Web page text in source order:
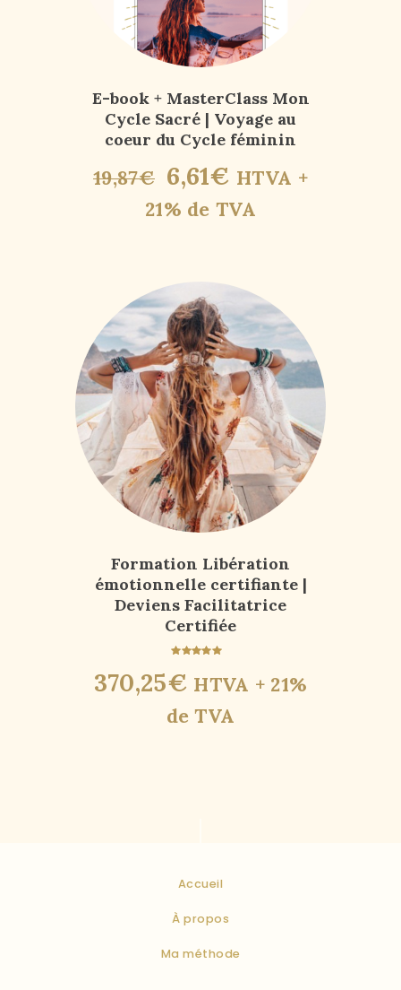
E-book + MasterClass Mon
Cycle Sacré | Voyage au
coeur du Cycle féminin
19,87€ 6,61€ HTVA +
21% de TVA
Formation Libération
émotionnelle certifiante |
Deviens Facilitatrice
Certifiée
5.00
sur 5
370,25€ HTVA + 21%
de TVA
Accueil
À propos
Ma méthode